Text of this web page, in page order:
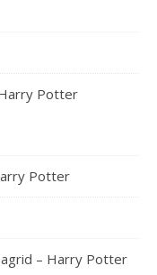
Potter
Potter
– Harry Potter